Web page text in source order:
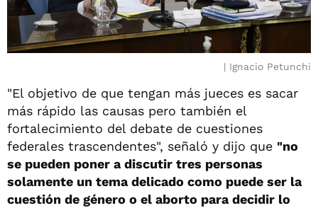
Ignacio Petunchi
"El objetivo de que tengan más jueces es sacar
más rápido las causas pero también el
fortalecimiento del debate de cuestiones
federales trascendentes", señaló y dijo que "no
se pueden poner a discutir tres personas
solamente un tema delicado como puede ser la
cuestión de género o el aborto para decidir lo